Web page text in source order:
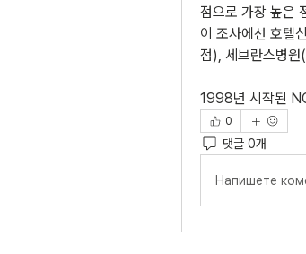
점으로 가장 높은
이 조사에선 호텔
점), 세브란스병원
1998년 시작된
0
댓글 0개
Напишете